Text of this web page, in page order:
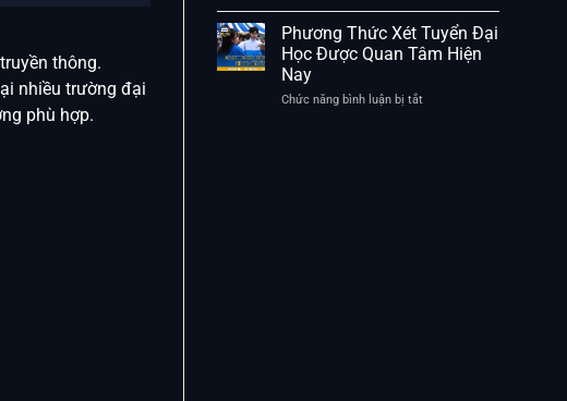
thông.
nhiều trường đại
phù hợp.
Những
Điểm
Cần
Lịch
Tuyển
Sinh
Đại
Phương Thức Xét Tuyển Đại
Học Được Quan Tâm Hiện
Nay
Chức năng bình luận bị tắt